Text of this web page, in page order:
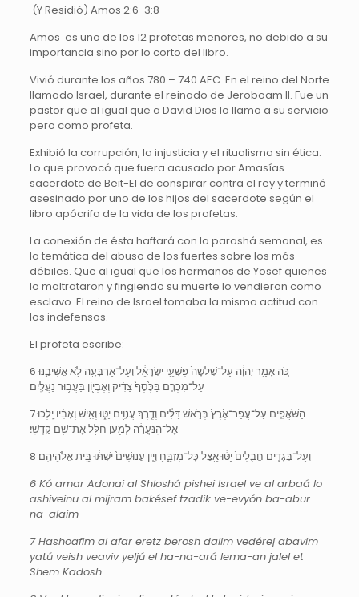
(Y Residió) Amos 2:6-3:8
Amos es uno de los 12 profetas menores, no debido a su
importancia sino por lo corto del libro.
Vivió durante los años 780 – 740 AEC. En el reino del Norte
llamado Israel, durante el reinado de Jeroboam II. Fue un
pastor que al igual que a David Dios lo llamo a su servicio
pero como profeta.
Exhibió la corrupción, la injusticia y el ritualismo sin ética.
Lo que provocó que fuera acusado por Amasías
sacerdote de Beit-El de conspirar contra el rey y terminó
asesinado por uno de los hijos del sacerdote según el
libro apócrifo de la vida de los profetas.
La conexión de ésta haftará con la parashá semanal, es
la temática del abuso de los fuertes sobre los más
débiles. Que al igual que los hermanos de Yosef quienes
lo maltrataron y fingiendo su muerte lo vendieron como
esclavo. El reino de Israel tomaba la misma actitud con
los indefensos.
El profeta escribe:
6 כֹּ֚ה אָמַ֣ר יְהוָ֔ה עַל־שְׁלֹשָׁה֙ פִּשְׁעֵ֣י יִשְׂרָאֵ֔ל וְעַל־אַרְבָּעָ֖ה לֹ֣א אֲשִׁיבֶ֑נּוּ
עַל־מִכְרָ֤ם בַּכֶּ֙סֶף֙ צַדִּ֔יק וְאֶבְי֖וֹן בַּעֲב֥וּר נַעֲלָֽיִם׃
7 הַשֹּׁאֲפִ֤ים עַל־עֲפַר־אֶ֙רֶץ֙ בְּרֹ֣אשׁ דַּלִּ֔ים וְדֶ֥רֶךְ עֲנָוִ֖ים יַטּ֑וּ וְאִ֣ישׁ וְאָבִ֗יו יֵֽלְכוּ֙
אֶל־הַֽנַּעֲרָ֔ה לְמַ֥עַן חַלֵּ֖ל אֶת־שֵׁ֥ם קָדְשִֽׁי׃
8 וְעַל־בְּגָדִ֤ים חֲבֻלִים֙ יַטּ֔וּ אֵ֖צֶל כָּל־מִזְבֵּ֑חַ וְיֵ֤ין עֲנוּשִׁים֙ יִשְׁתּ֔וּ בֵּ֖ית אֱלֹהֵיהֶֽם׃
6 Kó amar Adonai al Shloshá pishei Israel ve al arbaá lo
ashiveinu al mijram bakésef tzadik ve-evyón ba-abur
na-alaim
7 Hashoafim al afar eretz berosh dalim vedérej abavim
yatú veish veaviv yeljú el ha-na-ará lema-an jalel et
Shem Kadosh